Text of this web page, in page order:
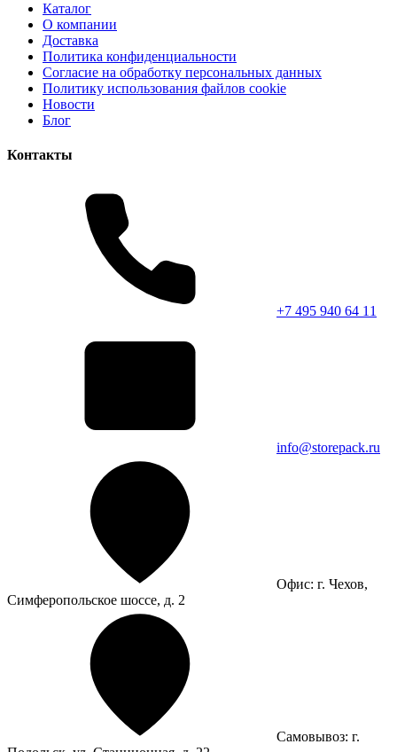
Каталог
О компании
Доставка
Политика конфиденциальности
Согласие на обработку персональных данных
Политику использования файлов cookie
Новости
Блог
Контакты
+7 495 940 64 11
info@storepack.ru
Офис: г. Чехов,
Симферопольское шоссе, д. 2
Самовывоз: г.